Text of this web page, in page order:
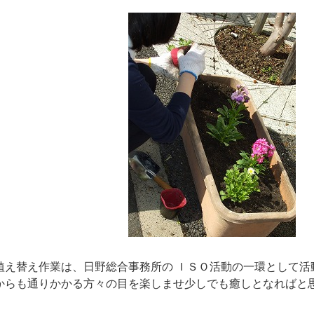
え替え作業は、日野総合事務所の ＩＳＯ活動の一環として
らも通りかかる方々の目を楽しませ少しでも癒しとなればと